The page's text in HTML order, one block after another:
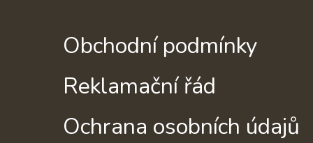
Obchodní podmínky
Reklamační řád
Ochrana osobních údajů